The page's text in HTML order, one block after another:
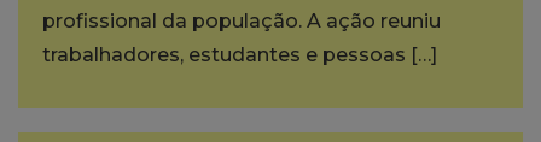
profissional da população. A ação reuniu
trabalhadores, estudantes e pessoas […]